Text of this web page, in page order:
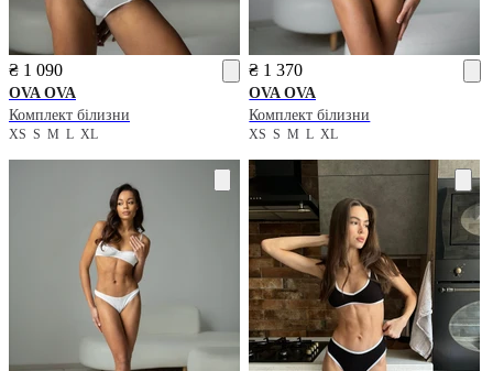
₴ 1 090
OVA OVA
Комплект білизни
XS S M L XL
₴ 1 370
OVA OVA
Комплект білизни
XSSMLXL